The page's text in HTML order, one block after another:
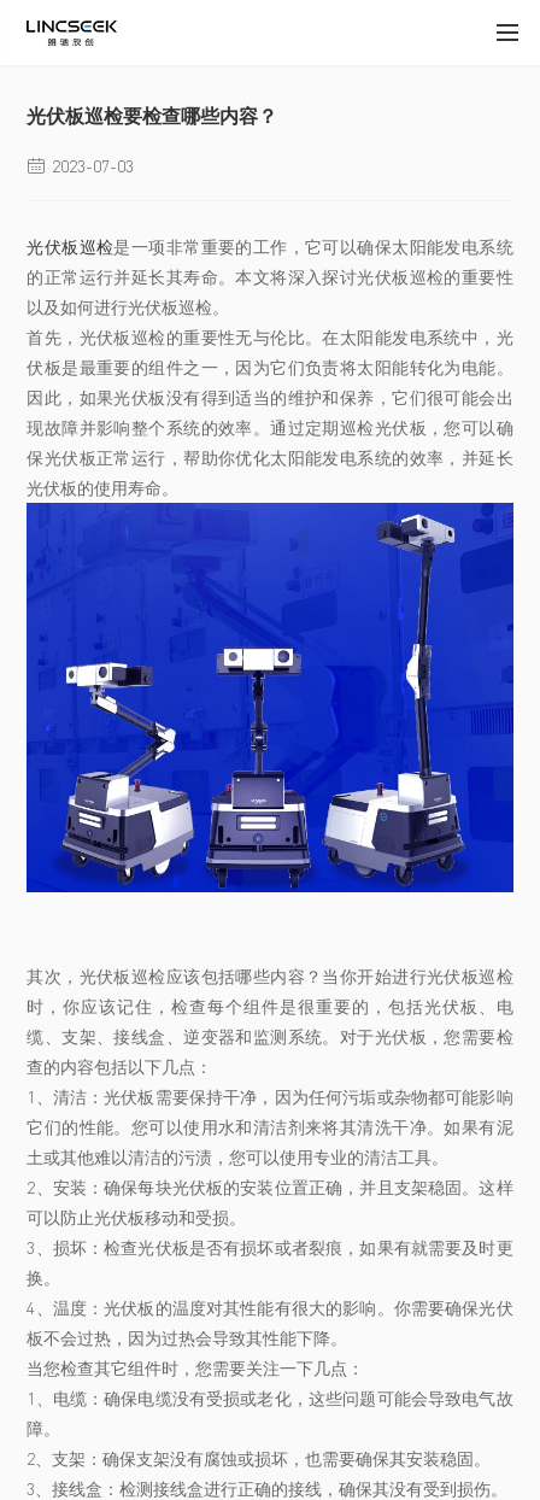
光伏板巡检要检查哪些内容？
 2023-07-03
光伏板巡检是一项非常重要的工作，它可以确保太阳能发电系统
的正常运行并延长其寿命。本文将深入探讨光伏板巡检的重要性
以及如何进行光伏板巡检。
首先，光伏板巡检的重要性无与伦比。在太阳能发电系统中，光
伏板是最重要的组件之一，因为它们负责将太阳能转化为电能。
因此，如果光伏板没有得到适当的维护和保养，它们很可能会出
现故障并影响整个系统的效率。通过定期巡检光伏板，您可以确
保光伏板正常运行，帮助你优化太阳能发电系统的效率，并延长
光伏板的使用寿命。
其次，光伏板巡检应该包括哪些内容？当你开始进行光伏板巡检
时，你应该记住，检查每个组件是很重要的，包括光伏板、电
缆、支架、接线盒、逆变器和监测系统。对于光伏板，您需要检
查的内容包括以下几点：
1、清洁：光伏板需要保持干净，因为任何污垢或杂物都可能影响
它们的性能。您可以使用水和清洁剂来将其清洗干净。如果有泥
土或其他难以清洁的污渍，您可以使用专业的清洁工具。
2、安装：确保每块光伏板的安装位置正确，并且支架稳固。这样
可以防止光伏板移动和受损。
3、损坏：检查光伏板是否有损坏或者裂痕，如果有就需要及时更
换。
4、温度：光伏板的温度对其性能有很大的影响。你需要确保光伏
板不会过热，因为过热会导致其性能下降。
当您检查其它组件时，您需要关注一下几点：
1、电缆：确保电缆没有受损或老化，这些问题可能会导致电气故
障。
2、支架：确保支架没有腐蚀或损坏，也需要确保其安装稳固。
3、接线盒：检测接线盒进行正确的接线，确保其没有受到损伤。